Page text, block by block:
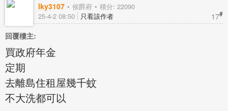
lky3107 侯爵府 積分: 22090
17#
25-4-2 08:50 只看該作者
回覆樓主:
買政府年金
定期
去離島住租屋幾千蚊
不大洗都可以